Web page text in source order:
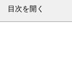
目次を開く